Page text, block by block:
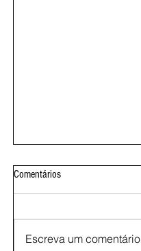
Comentários
Escreva um comentário